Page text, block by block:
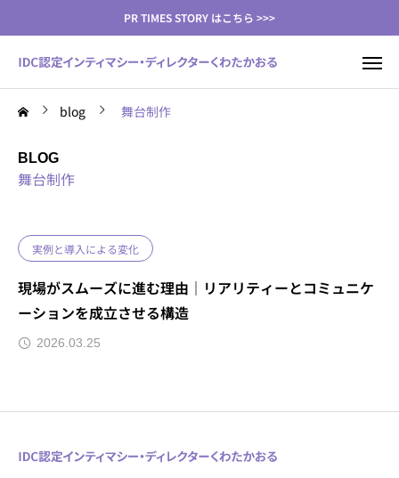
PR TIMES STORY はこちら >>>
blog 舞台制作
BLOG
舞台制作
実例と導入による変化
現場がスムーズに進む理由｜リアリティーとコミュニケ
ーションを成立させる構造
2026.03.25